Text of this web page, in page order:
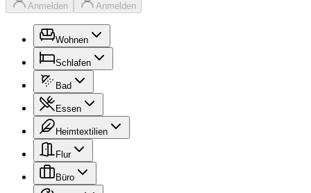
Anmelden Anmelden
Wohnen
Schlafen
Bad
Essen
Heimtextilien
Flur
Büro